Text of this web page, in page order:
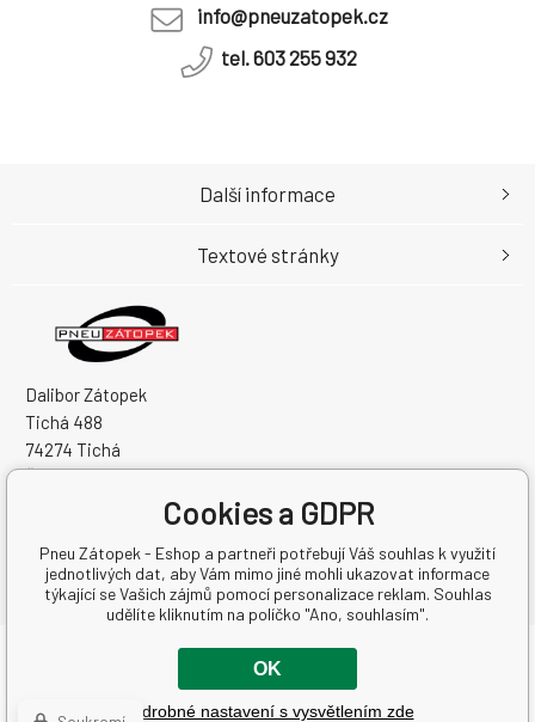
info@pneuzatopek.cz
tel. 603 255 932
Dalibor Zátopek
Tichá 488
74274 Tichá
Česká Republika
DIČ: CZ7504094994
Další informace
Textové stránky
Copyright © 2026 Dalibor Zátopek
Všechna práva vyhrazena.
Cookies a GDPR
Pneu Zátopek - Eshop a partneři potřebují Váš souhlas k využití
jednotlivých dat, aby Vám mimo jiné mohli ukazovat informace
týkající se Vašich zájmů pomocí personalizace reklam. Souhlas
udělíte kliknutím na políčko "Ano, souhlasím".
OK
Podrobné nastavení s vysvětlením zde